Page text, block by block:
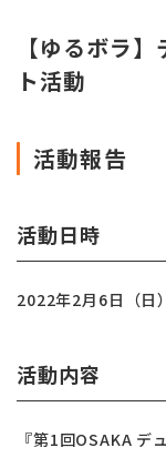
【ゆるボラ
ト活動
活動報告
活動日時
2022年2月6日（日
活動内容
『第1回OSAKA